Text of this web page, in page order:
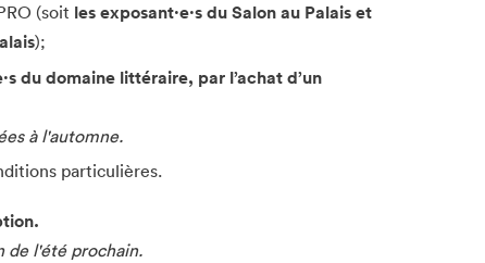
(soit les exposant·e·s du Salon au Palais et
);
du domaine littéraire, par l’achat d’un
à l'automne.
particulières.
de l'été prochain.